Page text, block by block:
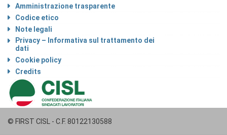
Amministrazione trasparente
Codice etico
Note legali
Privacy – Informativa sul trattamento dei
dati
Cookie policy
Credits
© FIRST CISL - C.F. 80122130588